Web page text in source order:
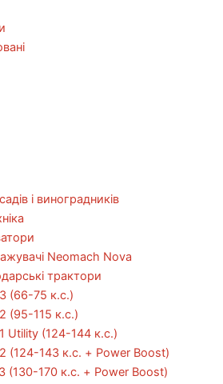
і виноградників
Neomach Nova
трактори
(66-75 к.с.)
(95-115 к.с.)
Utility (124-144 к.с.)
(124-143 к.с. + Power Boost)
(130-170 к.с. + Power Boost)